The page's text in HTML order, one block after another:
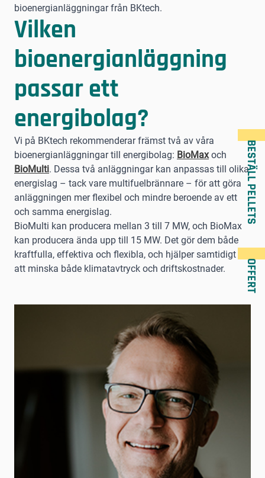
BESTÄLL PELLETS
OFFERT
bioenergianläggningar från BKtech.
Vilken
bioenergianläggning
passar ett
energibolag?
Vi på BKtech rekommenderar främst två av våra
bioenergianläggningar till energibolag: BioMaxoch
BioMulti. Dessa två anläggningar kan anpassas till olika
energislag – tack vare multifuelbrännare – för att göra
anläggningen mer flexibel och mindre beroende av ett
och samma energislag.
BioMulti kan producera mellan 3 till 7 MW, och BioMax
kan producera ända upp till 15 MW. Det gör dem både
kraftfulla, effektiva och flexibla, och hjälper samtidigt till
att minska både klimatavtryck och driftskostnader.